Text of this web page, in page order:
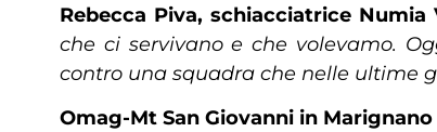
Rebecca Piva, schiacciatrice Numia
che ci servivano e che volevamo.
contro una squadra che nelle ultime
Omag-Mt San Giovanni in Marignano